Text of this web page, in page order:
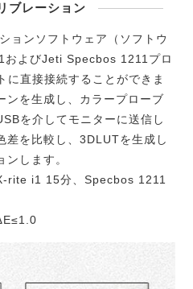
ブレーション
ョンソフトウェア（ソフトウ
およびJeti Specbos 1211プロ
に直接接続することができま
ンを生成し、カラープローブ
を介してモニターに送信し
差を比較し、3DLUTを生成し
します。
rite i1 15分、Specbos 1211